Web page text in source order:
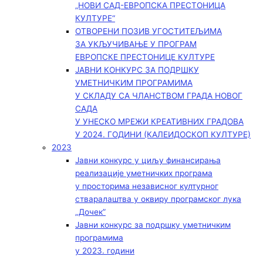
„НОВИ САД-ЕВРОПСКА ПРЕСТОНИЦА
КУЛТУРЕ“
ОТВОРЕНИ ПОЗИВ УГОСТИТЕЉИМА
ЗА УКЉУЧИВАЊЕ У ПРОГРАМ
ЕВРОПСКЕ ПРЕСТОНИЦЕ КУЛТУРЕ
ЈАВНИ КОНКУРС ЗА ПОДРШКУ
УМЕТНИЧКИМ ПРОГРАМИМА
У СКЛАДУ СА ЧЛАНСТВОМ ГРАДА НОВОГ
САДА
У УНЕСКО МРЕЖИ КРЕАТИВНИХ ГРАДОВА
У 2024. ГОДИНИ (КАЛЕИДОСКОП КУЛТУРЕ)
2023
Јавни конкурс у циљу финансирања
реализације уметничких програма
у просторима независног културног
стваралаштва у оквиру програмског лука
„Дочек”
Јавни конкурс за подршку уметничким
програмима
у 2023. години